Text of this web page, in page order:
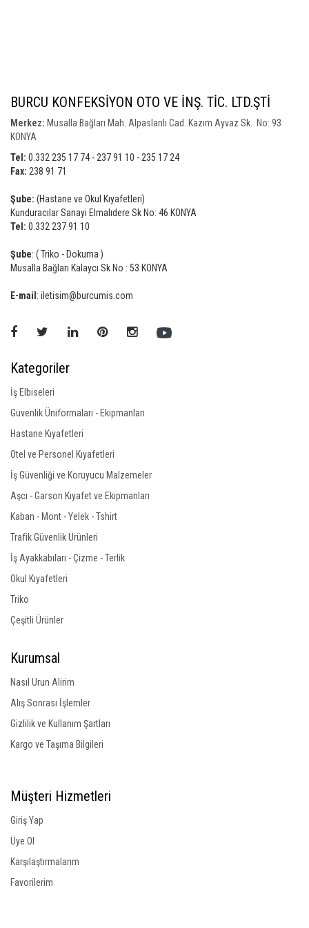
BURCU KONFEKSİYON OTO VE İNŞ. TİC. LTD.ŞTİ
Merkez: Musalla Bağları Mah. Alpaslanlı Cad. Kazım Ayvaz Sk. No: 93
KONYA
Tel: 0.332 235 17 74 - 237 91 10 - 235 17 24
Fax: 238 91 71
Şube: (Hastane ve Okul Kıyafetleri)
Kunduracılar Sanayi Elmalıdere Sk No: 46 KONYA
Tel: 0.332 237 91 10
Şube: ( Triko - Dokuma )
Musalla Bağları Kalaycı Sk No : 53 KONYA
E-mail : iletisim@burcumis.com
Kategoriler
İş Elbiseleri
Güvenlik Üniformaları - Ekipmanları
Hastane Kıyafetleri
Otel ve Personel Kıyafetleri
İş Güvenliği ve Koruyucu Malzemeler
Aşcı - Garson Kıyafet ve Ekipmanları
Kaban - Mont - Yelek - Tshirt
Trafik Güvenlik Ürünleri
İş Ayakkabıları - Çizme - Terlik
Okul Kıyafetleri
Triko
Çeşitli Ürünler
Kurumsal
Nasıl Urun Alirim
Alış Sonrası İşlemler
Gizlilik ve Kullanım Şartları
Kargo ve Taşıma Bilgileri
Müşteri Hizmetleri
Giriş Yap
Üye Ol
Karşılaştırmalarım
Favorilerim